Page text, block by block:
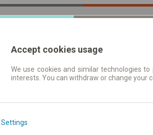
Fahrplandaten |
Accept cookies usage
We use cookies and similar technologies
interests. You can withdraw or change
Settings